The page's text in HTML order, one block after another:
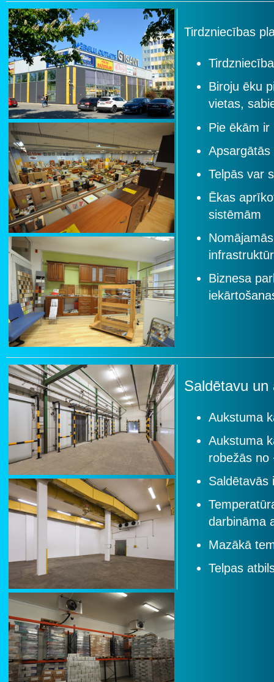
Tirdzniecības
Biroju ēku
vietas,
Pie ēkām ir
Telpās var
Ēkas
sistēmām
Biznesa
Saldētavu
Aukstuma
Aukstuma
robežās no
Saldētavās
darbināma
Mazākā
Telpas